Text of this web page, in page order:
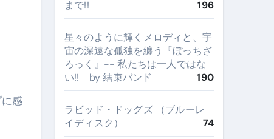
まで!!
196
星々のように輝くメロディと、宇
宙の深遠な孤独を纏う『ぼっちざ
ろっく』-- 私たちは一人ではな
い!! by 結束バンド
190
ラビッド・ドッグズ （ブルーレ
イディスク）
74